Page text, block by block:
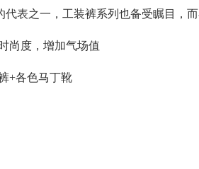
代表之一，工装裤系列也备受瞩目，
尚度，增加气场值
+各色马丁靴